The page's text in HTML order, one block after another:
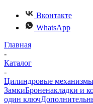
Вконтакте
WhatsApp
Главная
-
Каталог
-
Цилиндровые механизмы
ЗамкиБроненакладки и
один ключ